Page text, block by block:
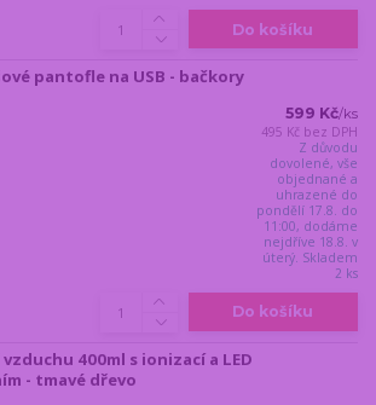
Do košíku
pantofle na USB - bačkory
599 Kč/ks
495 Kč bez DPH
Z důvodu
dovolené, vše
objednané a
uhrazené do
pondělí 17.8. do
11:00, dodáme
nejdříve 18.8. v
úterý. Skladem
2 ks
Do košíku
400ml s ionizací a LED
- tmavé dřevo